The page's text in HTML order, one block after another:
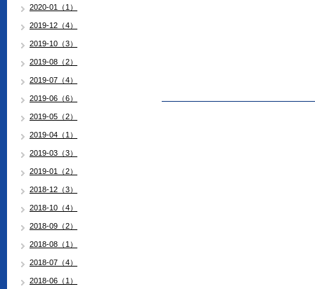
2020-01（1）
2019-12（4）
2019-10（3）
2019-08（2）
2019-07（4）
2019-06（6）
2019-05（2）
2019-04（1）
2019-03（3）
2019-01（2）
2018-12（3）
2018-10（4）
2018-09（2）
2018-08（1）
2018-07（4）
2018-06（1）